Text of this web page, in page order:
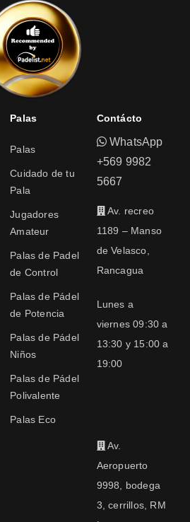
Palas
Palas
Cuidado de tu
Pala
Jugadores
Amateur
Palas de Padel
de Control
Palas de Pádel
de Potencia
Palas de Pádel
Niños
Palas de Pádel
Polivalente
Palas Eco
Contácto
WhatsApp
+569 9982
5667
Av. recreo
1189 – Manso
de Velasco,
Rancagua
Lunes a
viernes 09:30 a
13:30 y 15:00 a
19:00
Av.
Aeropuerto
9998, bodega
3, cerrillos, RM